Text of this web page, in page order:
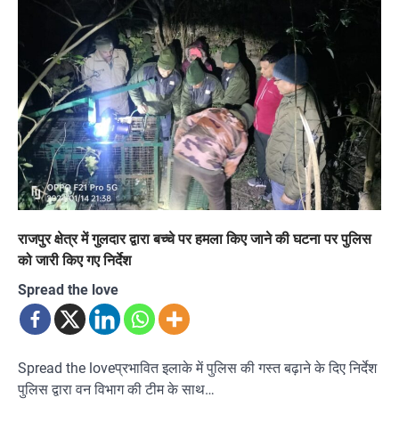
राजपुर क्षेत्र में गुलदार द्वारा बच्चे पर हमला किए जाने की घटना पर पुलिस
को जारी किए गए निर्देश
Spread the love
Spread the loveप्रभावित इलाके में पुलिस की गस्त बढ़ाने के दिए निर्देश
पुलिस द्वारा वन विभाग की टीम के साथ…